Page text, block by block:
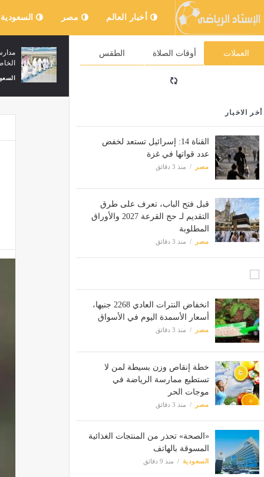
أخبار العالم مصر السعودية
العملات أوقات الصلاة الطقس
أخر الاخبار
القناة 14: إسرائيل تستعد لخفض
عدد قواتها في غزة
مصر منذ 3 دقائق
قبل فتح الباب، تعرف على طرق
التقديم لـ حج القرعة 2027 والأوراق
المطلوبة
مصر منذ 3 دقائق
انخفاض النترات العادي 2268 جنيها،
أسعار الأسمدة اليوم في الأسواق
مصر منذ 3 دقائق
خطة إنقاص وزن بسيطة لمن لا
تستطيع ممارسة الرياضة في
موجات الحر
مصر منذ 3 دقائق
«الصحة» تحذر من المنتجات الغذائية
المسوقة بالهاتف
السعودية منذ 9 دقائق
شبكة
وإيران
فوز الأهلي (B) على كونيتش البوسني بهدفين
السعودية منذ 9 دقائق